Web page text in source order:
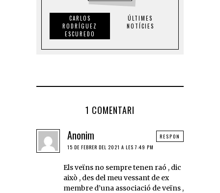
CARLOS
RODRÍGUEZ
ESCUREDO
ÚLTIMES
NOTÍCIES
1 COMENTARI
Anonim
15 DE FEBRER DEL 2021 A LES 7:49 PM
Els veïns no sempre tenen raó , dic
això , des del meu vessant de ex
membre d’una associació de veïns ,
RESPON